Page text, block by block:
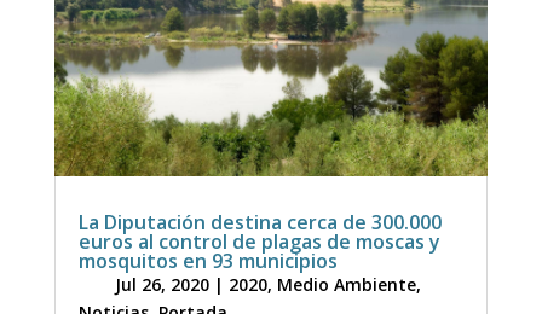
La Diputación destina cerca de 300.000
euros al control de plagas de moscas y
mosquitos en 93 municipios
Jul 26, 2020| 2020, Medio Ambiente,